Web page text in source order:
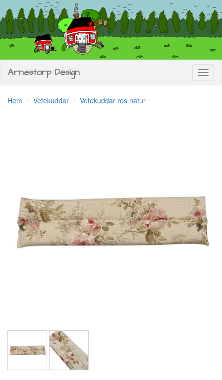
Arnestorp Design
Hem Vetekuddar Vetekuddar ros natur